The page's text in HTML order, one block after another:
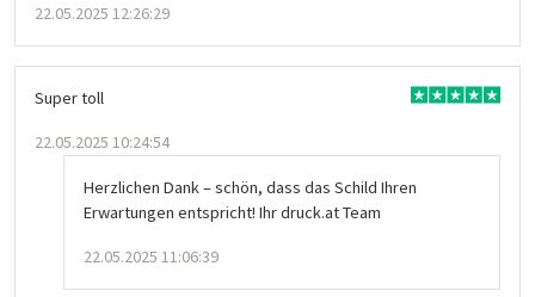
22.05.2025 12:26:29
Super toll
22.05.2025 10:24:54
Herzlichen Dank – schön, dass das Schild Ihren
Erwartungen entspricht! Ihr druck.at Team
22.05.2025 11:06:39